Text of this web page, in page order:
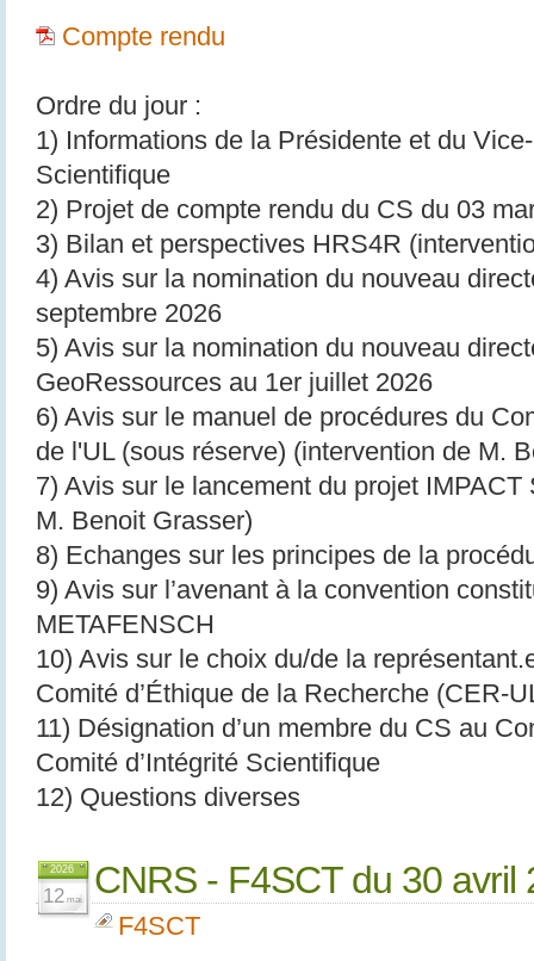
Compte rendu
Ordre du jour :
1) Informations de la Présidente et du
Scientifique
2) Projet de compte rendu du CS du 03
3) Bilan et perspectives HRS4R
4) Avis sur la nomination du nouveau
septembre 2026
5) Avis sur la nomination du nouveau
GeoRessources au 1er juillet 2026
6) Avis sur le manuel de procédures du
de l'UL (sous réserve) (intervention de M.
7) Avis sur le lancement du projet
M. Benoit Grasser)
8) Echanges sur les principes de la
9) Avis sur l’avenant à la convention
METAFENSCH
10) Avis sur le choix du/de la
Comité d’Éthique de la Recherche (CER-
11) Désignation d’un membre du CS au
Comité d’Intégrité Scientifique
12) Questions diverses
2026
12 mai CNRS - F4SCT du 30 avril
F4SCT